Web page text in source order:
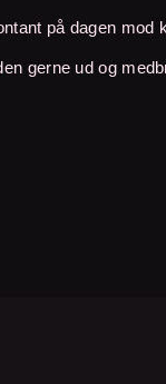
på dagen mod
gerne ud og